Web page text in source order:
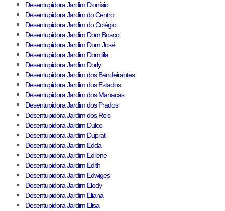
Desentupidora Jardim Dionísio
Desentupidora Jardim do Centro
Desentupidora Jardim do Colégio
Desentupidora Jardim Dom Bosco
Desentupidora Jardim Dom José
Desentupidora Jardim Domitila
Desentupidora Jardim Dorly
Desentupidora Jardim dos Bandeirantes
Desentupidora Jardim dos Estados
Desentupidora Jardim dos Manacas
Desentupidora Jardim dos Prados
Desentupidora Jardim dos Reis
Desentupidora Jardim Dulce
Desentupidora Jardim Duprat
Desentupidora Jardim Edda
Desentupidora Jardim Edilene
Desentupidora Jardim Edith
Desentupidora Jardim Edwiges
Desentupidora Jardim Eledy
Desentupidora Jardim Eliana
Desentupidora Jardim Elisa